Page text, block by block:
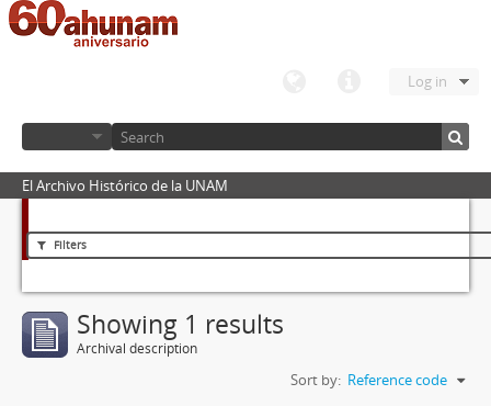
Log in
El Archivo Histórico de la UNAM
Filters
Showing 1 results
Archival description
Sort by: Reference code